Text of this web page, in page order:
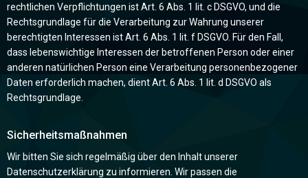
rechtlichen Verpflichtungen ist Art. 6 Abs. 1 lit. c DSGVO, und die
Rechtsgrundlage für die Verarbeitung zur Wahrung unserer
berechtigten Interessen ist Art. 6 Abs. 1 lit. f DSGVO. Für den Fall,
dass lebenswichtige Interessen der betroffenen Person oder einer
anderen natürlichen Person eine Verarbeitung personenbezogener
Daten erforderlich machen, dient Art. 6 Abs. 1 lit. d DSGVO als
Rechtsgrundlage.
Sicherheitsmaßnahmen
Wir bitten Sie sich regelmäßig über den Inhalt unserer
Datenschutzerklärung zu informieren. Wir passen die